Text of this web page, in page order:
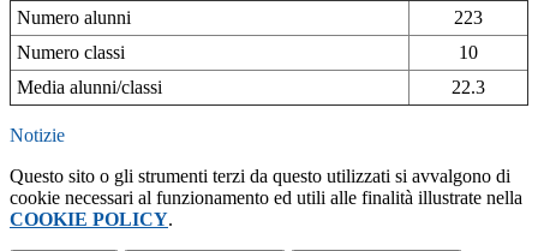
Numero alunni
223
Numero classi
10
Media alunni/classi
22.3
Notizie
Questo sito o gli strumenti terzi da questo utilizzati si avvalgono di
cookie necessari al funzionamento ed utili alle finalità illustrate nella
COOKIE POLICY.